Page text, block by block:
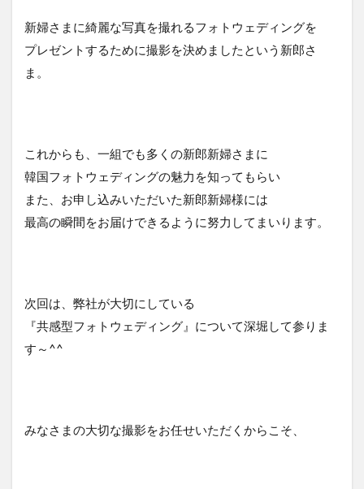
新婦さまに綺麗な写真を撮れるフォトウェディングを
プレゼントするために撮影を決めましたという新郎さ
ま。
これからも、一組でも多くの新郎新婦さまに
韓国フォトウェディングの魅力を知ってもらい
また、お申し込みいただいた新郎新婦様には
最高の瞬間をお届けできるように努力してまいります。
次回は、弊社が大切にしている
『共感型フォトウェディング』について深堀して参りま
す～^^
みなさまの大切な撮影をお任せいただくからこそ、